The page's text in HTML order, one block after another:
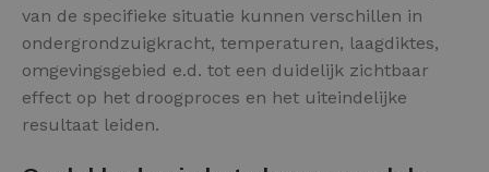
van de specifieke situatie kunnen verschillen in
ondergrondzuigkracht, temperaturen, laagdiktes,
omgevingsgebied e.d. tot een duidelijk zichtbaar
effect op het droogproces en het uiteindelijke
resultaat leiden.